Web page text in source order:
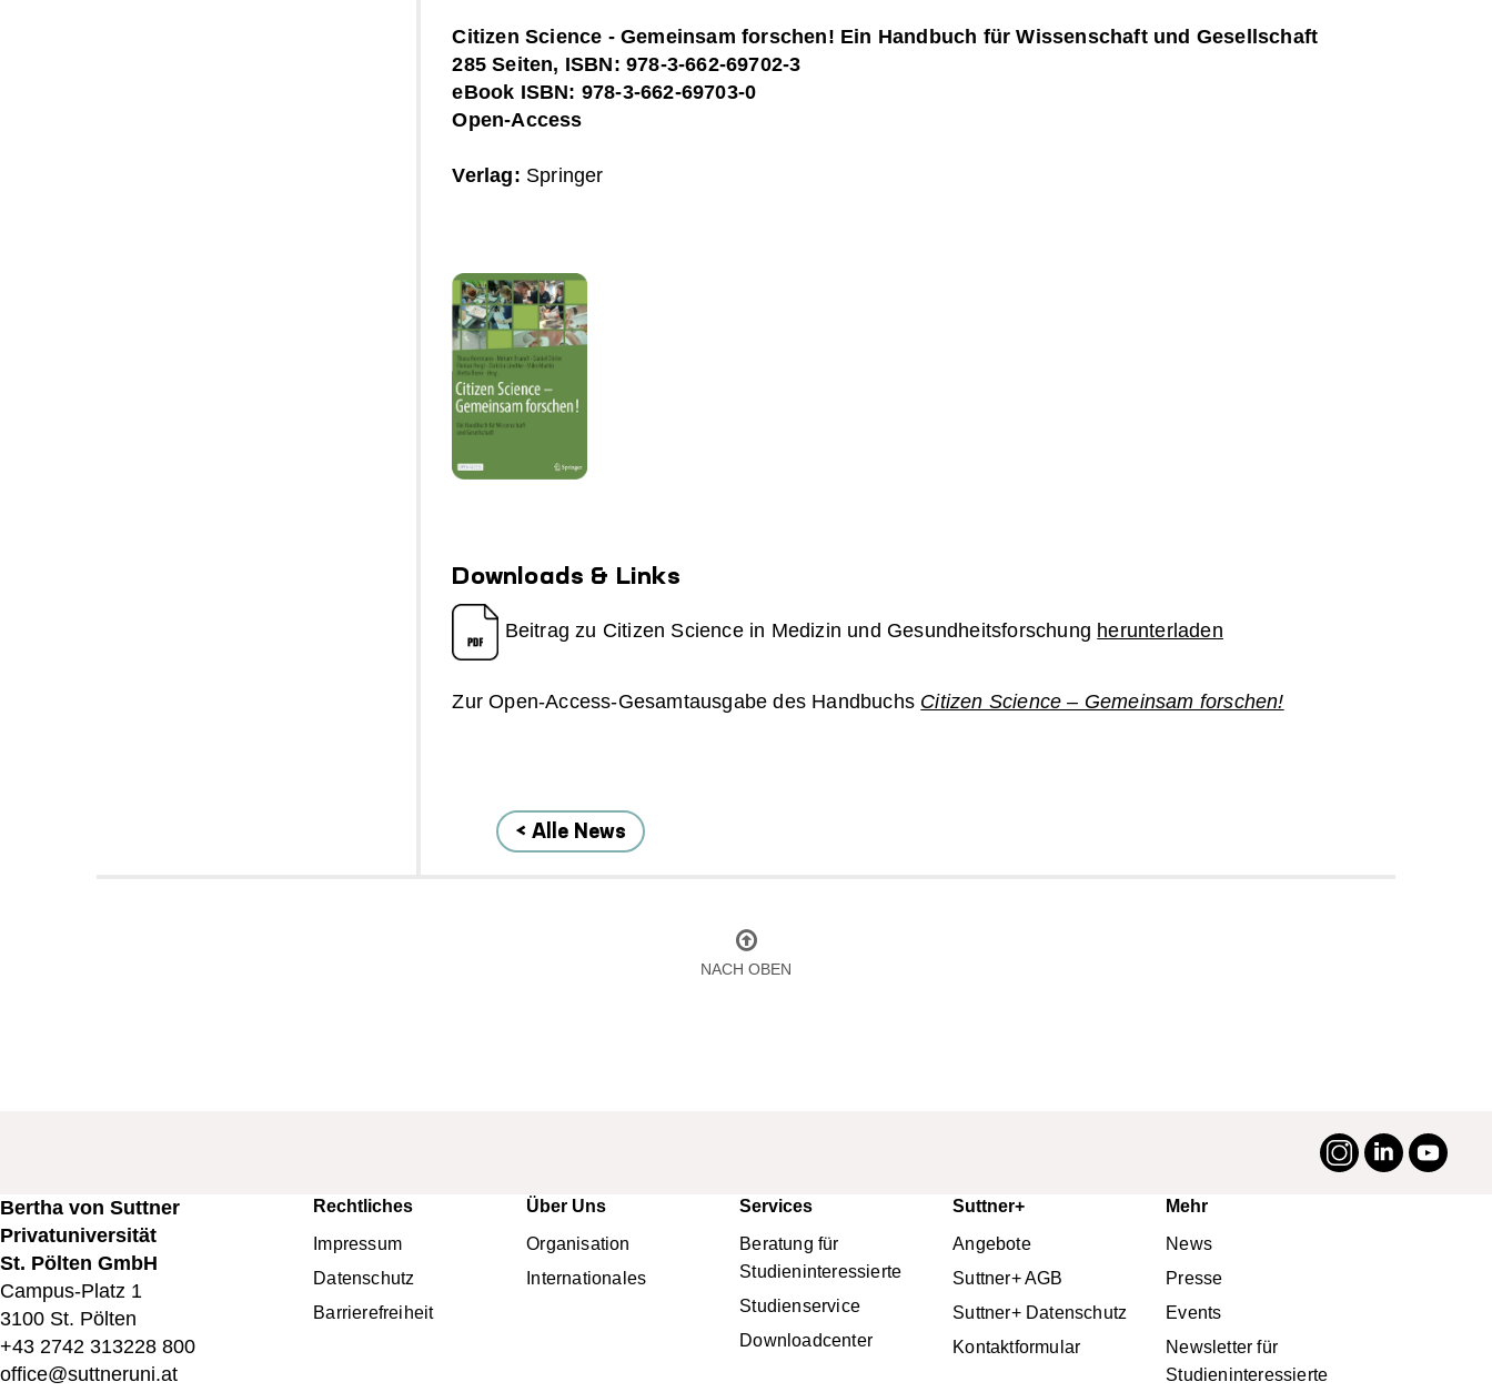
Citizen Science - Gemeinsam forschen! Ein Handbuch für Wissenschaft und Gesellschaft
285 Seiten, ISBN: 978-3-662-69702-3
eBook ISBN: 978-3-662-69703-0
Open-Access
Verlag: Springer
Downloads & Links
Beitrag zu Citizen Science in Medizin und Gesundheitsforschung herunterladen
Zur Open-Access-Gesamtausgabe des Handbuchs Citizen Science – Gemeinsam forschen!
< Alle News
NACH OBEN
#suttneruni
Instagram
LinkedIn
Bertha von Suttner
Privatuniversität
St. Pölten GmbH
Campus-Platz 1
3100 St. Pölten
+43 2742 313228 800
office@suttneruni.at
Fußbereichsmenü
Rechtliches
Impressum
Datenschutz
Barrierefreiheit
Über Uns
Organisation
Internationales
Services
Beratung für
Studieninteressierte
Studienservice
Downloadcenter
Suttner+
Angebote
Suttner+ AGB
Suttner+ Datenschutz
Kontaktformular
Mehr
News
Presse
Events
Newsletter für
Studieninteressierte